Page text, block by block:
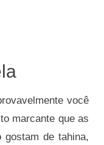
você
marcante que as
gostam de tahina,